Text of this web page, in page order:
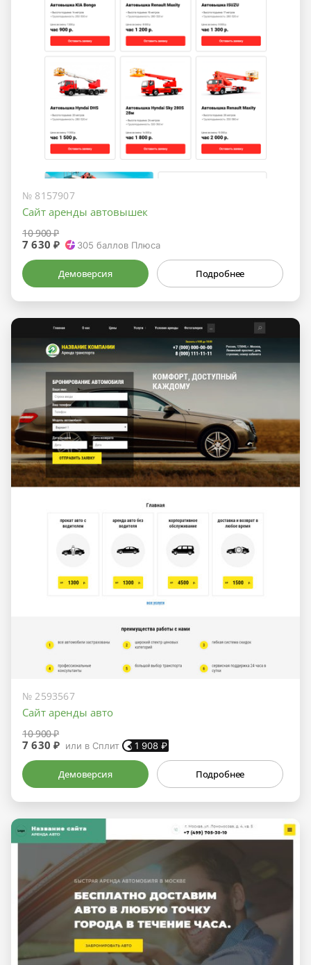
№ 8157907
Сайт аренды автовышек
10 900 ₽
7 630 ₽ 305 баллов Плюса
Демоверсия Подробнее
№ 2593567
Сайт аренды авто
10 900 ₽
7 630 ₽ или в Сплит 1 908 ₽
Демоверсия Подробнее